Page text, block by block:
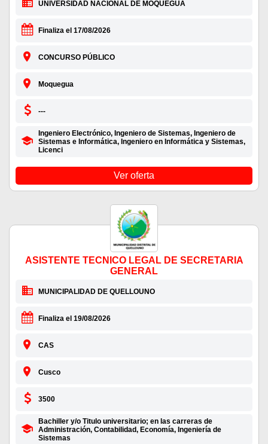
UNIVERSIDAD NACIONAL DE MOQUEGUA
Finaliza el 17/08/2026
CONCURSO PÚBLICO
Moquegua
---
Ingeniero Electrónico, Ingeniero de Sistemas, Ingeniero de
Sistemas e Informática, Ingeniero en Informática y Sistemas,
Licenci
Ver oferta
ASISTENTE TECNICO LEGAL DE SECRETARIA
GENERAL
MUNICIPALIDAD DE QUELLOUNO
Finaliza el 19/08/2026
CAS
Cusco
3500
Bachiller y/o Titulo universitario; en las carreras de
Administración, Contabilidad, Economía, Ingeniería de
Sistemas